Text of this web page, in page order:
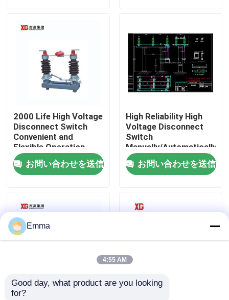
私達について
品質管理
私達に連絡しなさい
空力荷重の壊れ目スイッチ
SF6負荷壊れ目スイッチ
電力配分の開閉装置
2000 Life High Voltage
Disconnect Switch
Convenient and
Flexible Operation
お問い合わせを送信
High Reliability High
Voltage Disconnect
Switch
Manually/Automatically
Operated 3 Units for 1
Set EXW Trade Terms
お問い合わせを送信
High Voltage
Emma
4:55 AM
Good day, what product are you looking
for?